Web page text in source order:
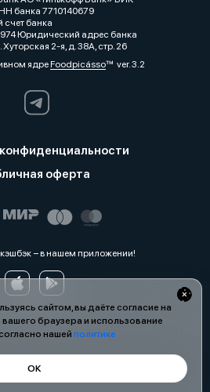
сайтом, вы даёте согласие на
браузера и использование
нашей политике
ОК
банка 7710140679
счет банка
Юридический адрес банка
Хуторская 2-я, д. 38А, стр. 26
ядреFoodpicássover. 3.2
оферта
− в нашем приложении!